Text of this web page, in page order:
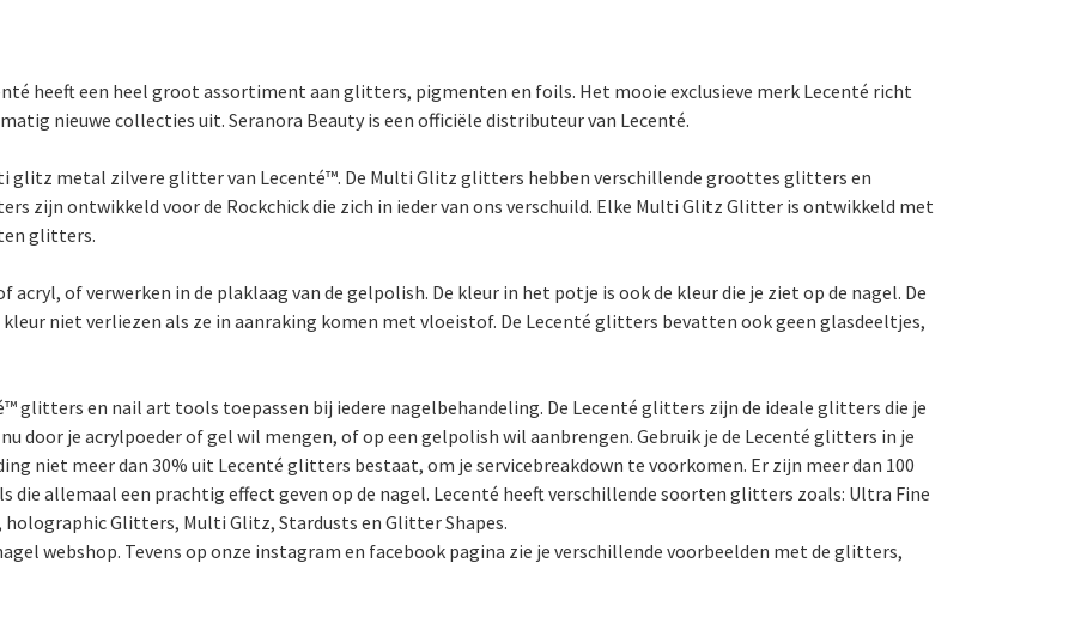
heeft een heel groot assortiment aan glitters, pigmenten en foils. Het mooie exclusieve merk Lecenté richt
nieuwe collecties uit. Seranora Beauty is een officiële distributeur van Lecenté.
glitz metal zilvere glitter van Lecenté™. De Multi Glitz glitters hebben verschillende groottes glitters en
zijn ontwikkeld voor de Rockchick die zich in ieder van ons verschuild. Elke Multi Glitz Glitter is ontwikkeld met
glitters.
of verwerken in de plaklaag van de gelpolish. De kleur in het potje is ook de kleur die je ziet op de nagel. De
niet verliezen als ze in aanraking komen met vloeistof. De Lecenté glitters bevatten ook geen glasdeeltjes,
glitters en nail art tools toepassen bij iedere nagelbehandeling. De Lecenté glitters zijn de ideale glitters die je
door je acrylpoeder of gel wil mengen, of op een gelpolish wil aanbrengen. Gebruik je de Lecenté glitters in je
niet meer dan 30% uit Lecenté glitters bestaat, om je servicebreakdown te voorkomen. Er zijn meer dan 100
allemaal een prachtig effect geven op de nagel. Lecenté heeft verschillende soorten glitters zoals: Ultra Fine
Glitters, Multi Glitz, Stardusts en Glitter Shapes.
webshop. Tevens op onze instagram en facebook pagina zie je verschillende voorbeelden met de glitters,